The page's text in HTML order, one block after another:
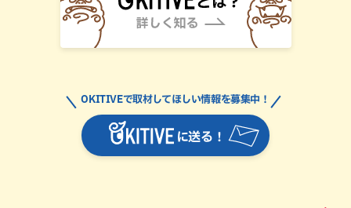
に送る！
OKITIVEで取材してほしい情報を募集中！